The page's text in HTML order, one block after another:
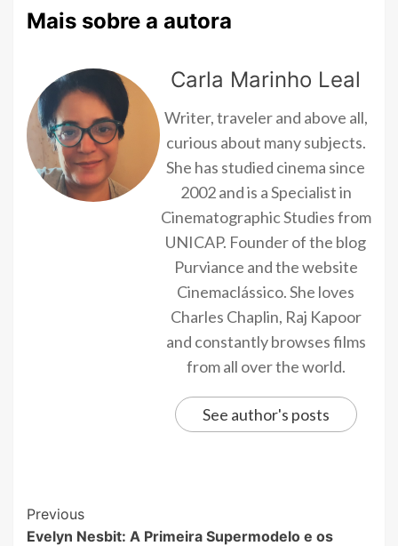
Mais sobre a autora
Carla Marinho Leal
Writer, traveler and above all,
curious about many subjects.
She has studied cinema since
2002 and is a Specialist in
Cinematographic Studies from
UNICAP. Founder of the blog
Purviance and the website
Cinemaclássico. She loves
Charles Chaplin, Raj Kapoor
and constantly browses films
from all over the world.
See author's posts
Previous
Evelyn Nesbit: A Primeira Supermodelo e os